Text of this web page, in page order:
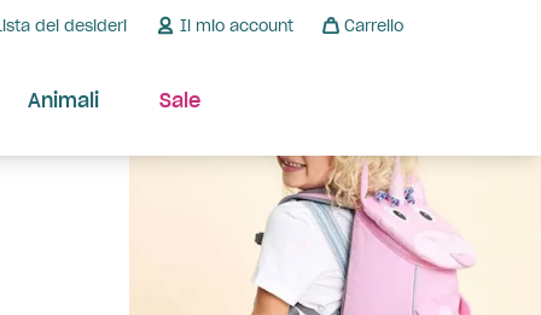
dei desideri Il mio account Carrello
Animali Sale